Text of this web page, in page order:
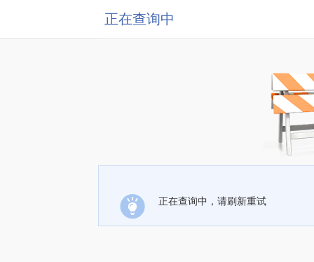
正在查询中
正在查询中，请刷新重试